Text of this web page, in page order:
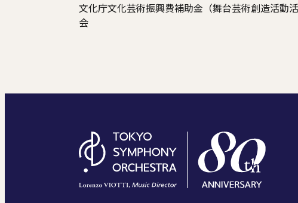
文化庁文化芸術振興費補助金（舞台芸術創造活動
会